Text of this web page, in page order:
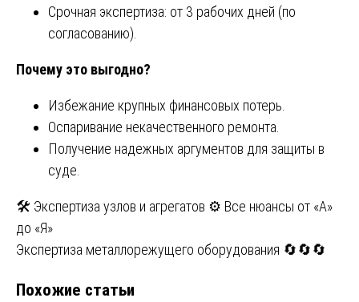
Срочная экспертиза: от 3 рабочих дней (по
согласованию).
Почему это выгодно?
Избежание крупных финансовых потерь.
Оспаривание некачественного ремонта.
Получение надежных аргументов для защиты в
суде.
Навигация
по
🛠️ Экспертиза узлов и агрегатов ⚙️ Все нюансы от «А»
до «Я»
Экспертиза металлорежущего оборудования 🔄🔄🔄
Похожие статьи